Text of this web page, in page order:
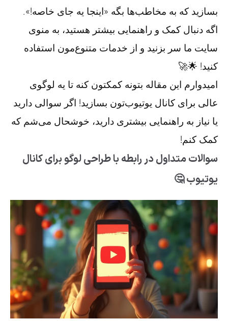
بسازید که به مخاطب‌ها بگه «اینجا یه جای خاصه!».
اگه دنبال کمک و راهنمایی بیشتر هستید، به منوی
سایت ما سر بزنید و از خدمات متنوع‌مون استفاده
کنید! 🌟🚀
امیدوارم این مقاله بتونه کمکتون کنه تا یه لوگوی
عالی برای کانال یوتیوب‌تون بسازید! اگر سوالی دارید
یا نیاز به راهنمایی بیشتری دارید، خوشحال می‌شم که
کمک کنم!
سوالات متداول در رابطه با طراحی لوگو برای کانال
یوتیوب 🤔